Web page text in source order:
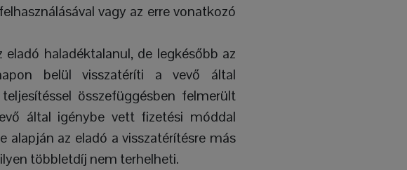
vagy az erre vonatkozó
haladéktalanul, de legkésőbb az
belül visszatéríti a vevő által
összefüggésben felmerült
által igénybe vett fizetési móddal
alapján az eladó a visszatérítésre más
többletdíj nem terhelheti.